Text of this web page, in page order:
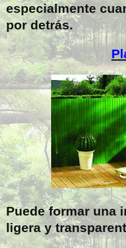
especialmente
por detrás.
Puede formar una
ligera y